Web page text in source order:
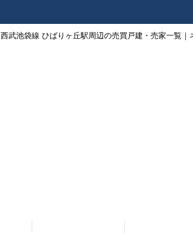
西武池袋線 ひばりヶ丘駅周辺の売買戸建・売家一覧